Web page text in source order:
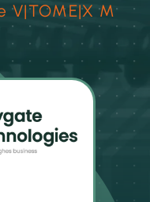
V|TOME|X M